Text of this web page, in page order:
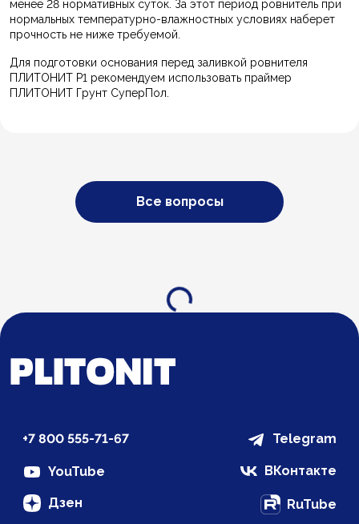
менее 28 нормативных суток. За этот период ровнитель при
нормальных температурно-влажностных условиях наберет
прочность не ниже требуемой.
Для подготовки основания перед заливкой ровнителя
ПЛИТОНИТ Р1 рекомендуем использовать праймер
ПЛИТОНИТ Грунт СуперПол.
Все вопросы
Загрузка...
+7 800 555-71-67 Telegram
YouTube ВКонтакте
Дзен RuTube